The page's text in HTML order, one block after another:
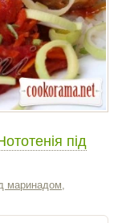
під
маринадом